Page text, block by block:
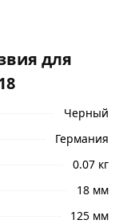
для
Черный
Германия
0.07 кг
18 мм
125 мм